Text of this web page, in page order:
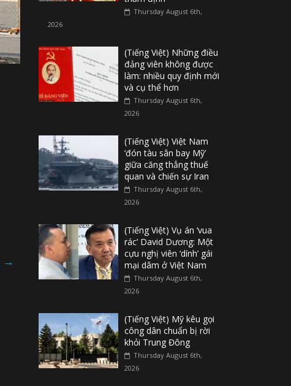
→
Thursday August 6th,
2026
(Tiếng Việt) Những điều
đảng viên không được
làm: nhiều quy định mới
và cụ thể hơn
Thursday August 6th,
2026
(Tiếng Việt) Việt Nam
‘đón tàu sân bay Mỹ’
giữa căng thẳng thuế
quan và chiến sự Iran
Thursday August 6th,
2026
(Tiếng Việt) Vụ án ‘vua
rác’ David Dương: Một
cựu nghị viên ‘dính’ gái
mại dâm ở Việt Nam
Thursday August 6th,
2026
(Tiếng Việt) Mỹ kêu gọi
công dân chuẩn bị rời
khỏi Trung Đông
Thursday August 6th,
2026